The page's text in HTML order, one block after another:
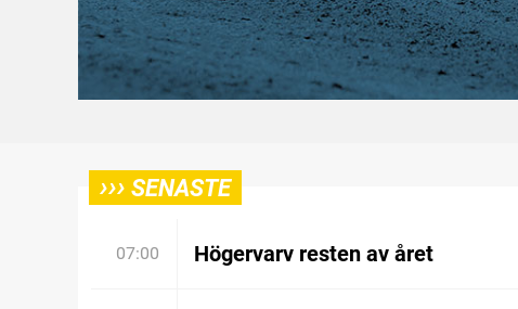
››› SENASTE
07:00 Högervarv resten av året